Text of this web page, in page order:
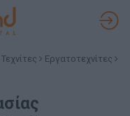
Εργατοτεχνίτες